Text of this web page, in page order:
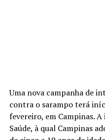
Uma nova campanha de
contra o sarampo terá
fevereiro, em Campinas.
Saúde, à qual Campinas